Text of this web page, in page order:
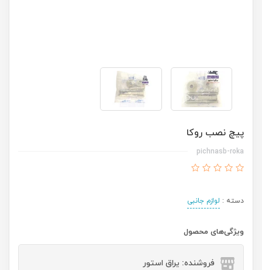
پیچ نصب روکا
pichnasb-roka
دسته : لوازم جانبی
ویژگی‌های محصول
فروشنده: یراق استور